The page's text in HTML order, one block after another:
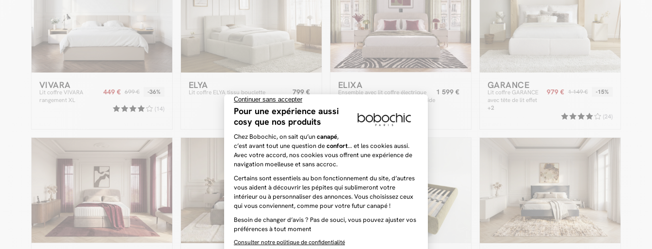
VIVARA
Lit coffre VIVARA
rangement XL
449 € 699 € -36%
(14)
ELYA
Lit coffre ELYA tissu bouclette 799 €
(19)
ELIXA
Ensemble avec lit coffre électrique
ELIXA tissu texturé + matelas hybride
1 599 €
GARANCE
Lit coffre GARANCE
avec tête de lit effet
oreiller tissu bouclette
979 € 1 149 € -15%
+2
(24)